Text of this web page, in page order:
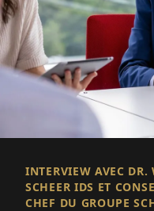
INTERVIEW AVEC DR.
SCHEER IDS ET
CHEF DU GROUPE